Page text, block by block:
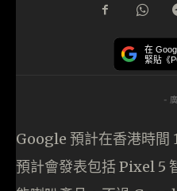
在
緊貼《
-
Google 預計在香港時間
預計會發表包括 Pixel 5